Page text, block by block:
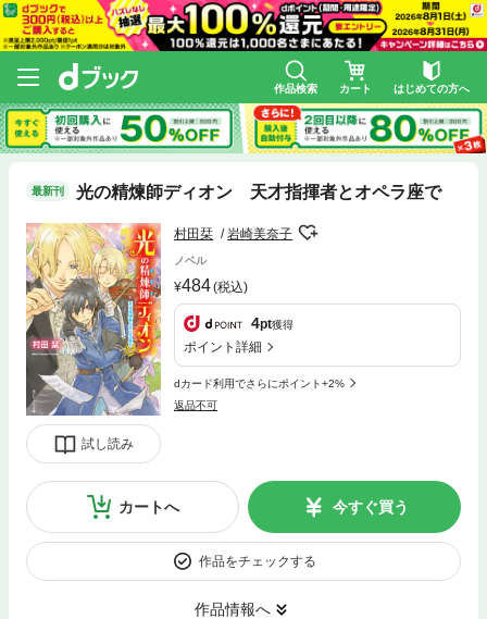
作品検索 カート はじめての方へ
最新刊 光の精煉師ディオン 天才指揮者とオペラ座で
試し読み
村田栞 岩崎美奈子
ノベル
484(税込)
4pt獲得
ポイント詳細
dカード利用でさらにポイント+2%
返品不可
カートへ 今すぐ買う
作品をチェックする
作品情報へ